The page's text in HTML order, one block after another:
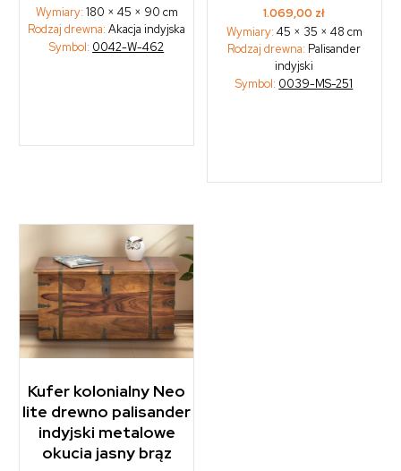
Wymiary: 180 × 45 × 90 cm
Rodzaj drewna: Akacja indyjska
Symbol: 0042-W-462
1.069,00 zł
Wymiary: 45 × 35 × 48 cm
Rodzaj drewna: Palisander
indyjski
Symbol: 0039-MS-251
Kufer kolonialny Neo
lite drewno palisander
indyjski metalowe
okucia jasny brąz